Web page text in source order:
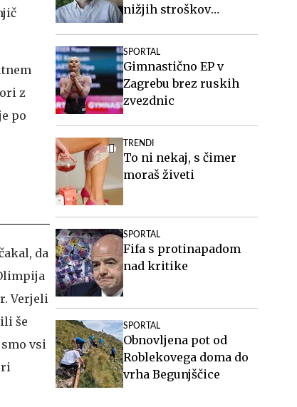
z
po
da
Verjeli
še
vsi
nižjih stroškov
SPORTAL
Gimnastično EP v
Zagrebu brez ruskih
zvezdnic
TRENDI
To ni nekaj, s čimer
moraš živeti
SPORTAL
Fifa s protinapadom
nad kritike
SPORTAL
Obnovljena pot od
Roblekovega doma do
vrha Begunjščice